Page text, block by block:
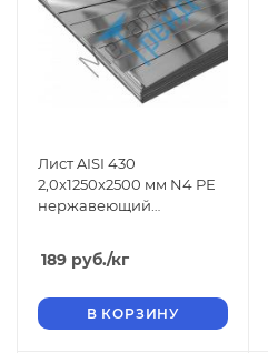
Лист AISI 430
2,0x1250x2500 мм N4 РЕ
нержавеющий
189 руб./кг
В КОРЗИНУ